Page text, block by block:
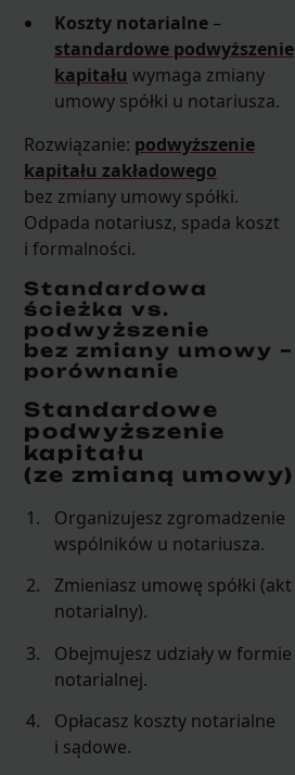
Koszty notarialne –
standardowe podwyższenie
kapitału wymaga zmiany
umowy spółki u notariusza.
Rozwiązanie: podwyższenie
kapitału zakładowego
bez zmiany umowy spółki.
Odpada notariusz, spada koszt
i formalności.
Standardowa
ścieżka vs.
podwyższenie
bez zmiany umowy –
porównanie
Standardowe
podwyższenie
kapitału
(ze zmianą umowy)
Organizujesz zgromadzenie
wspólników u notariusza.
Zmieniasz umowę spółki (akt
notarialny).
Obejmujesz udziały w formie
notarialnej.
Opłacasz koszty notarialne
i sądowe.